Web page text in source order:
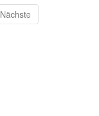
Nächste